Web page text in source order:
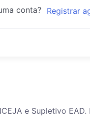
conta? Registrar
e Supletivo